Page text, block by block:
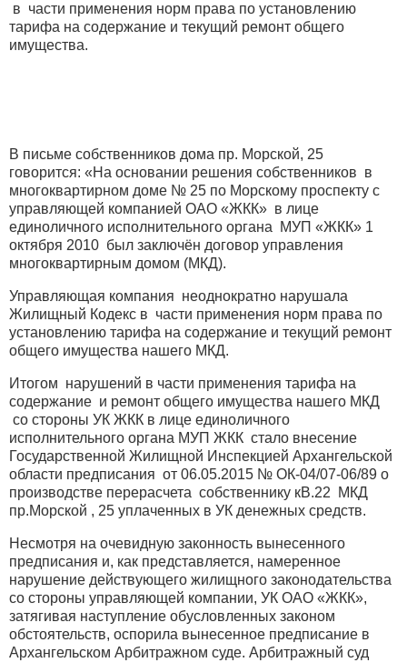
в части применения норм права по установлению
тарифа на содержание и текущий ремонт общего
имущества.
В письме собственников дома пр. Морской, 25
говорится: «На основании решения собственников в
многоквартирном доме № 25 по Морскому проспекту с
управляющей компанией ОАО «ЖКК» в лице
единоличного исполнительного органа МУП «ЖКК» 1
октября 2010 был заключён договор управления
многоквартирным домом (МКД).
Управляющая компания неоднократно нарушала
Жилищный Кодекс в части применения норм права по
установлению тарифа на содержание и текущий ремонт
общего имущества нашего МКД.
Итогом нарушений в части применения тарифа на
содержание и ремонт общего имущества нашего МКД
со стороны УК ЖКК в лице единоличного
исполнительного органа МУП ЖКК стало внесение
Государственной Жилищной Инспекцией Архангельской
области предписания от 06.05.2015 № ОК-04/07-06/89 о
производстве перерасчета собственнику кВ.22 МКД
пр.Морской , 25 уплаченных в УК денежных средств.
Несмотря на очевидную законность вынесенного
предписания и, как представляется, намеренное
нарушение действующего жилищного законодательства
со стороны управляющей компании, УК ОАО «ЖКК»,
затягивая наступление обусловленных законом
обстоятельств, оспорила вынесенное предписание в
Архангельском Арбитражном суде. Арбитражный суд